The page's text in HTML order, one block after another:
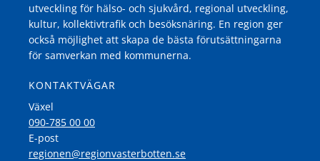
utveckling för hälso- och sjukvård, regional utveckling,
kultur, kollektivtrafik och besöksnäring. En region ger
också möjlighet att skapa de bästa förutsättningarna
för samverkan med kommunerna.
KONTAKTVÄGAR
Växel
090-785 00 00
E-post
regionen@regionvasterbotten.se